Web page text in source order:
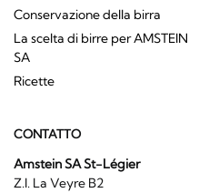
Conservazione della birra
La scelta di birre per AMSTEIN
SA
Ricette
CONTATTO
Amstein SA St-Légier
Z.I. La Veyre B2